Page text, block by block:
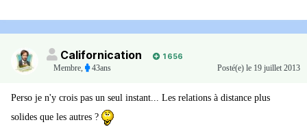
Californication
1 656
Membre
43ans Posté(e) le 19 juillet 2013
Perso je n'y crois pas un seul instant... Les relations à distance plus
solides que les autres ?